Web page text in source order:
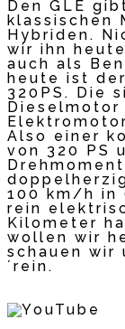
Den GLE
klassischen
Hybriden.
wir ihn
auch als
heute ist
320PS. Die
Dieselmotor
Also einer
von 320 PS
100 km/h in
rein
Kilometer
wollen wir
schauen wir
´rein.